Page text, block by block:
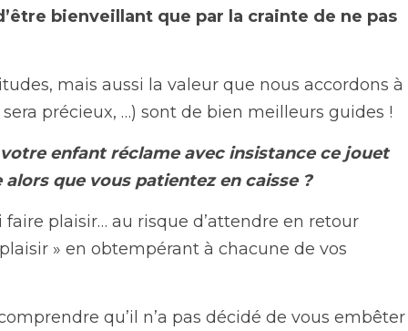
bienveillant que par la crainte de ne pas
mais aussi la valeur que nous accordons à
précieux, …) sont de bien meilleurs guides !
enfant réclame avec insistance ce jouet
que vous patientez en caisse ?
faire plaisir… au risque d’attendre en retour
» en obtempérant à chacune de vos
qu’il n’a pas décidé de vous embêter